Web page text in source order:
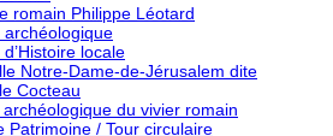
romain Philippe Léotard
archéologique
locale
Notre-Dame-de-Jérusalem dite
Cocteau
du vivier romain
Patrimoine / Tour circulaire